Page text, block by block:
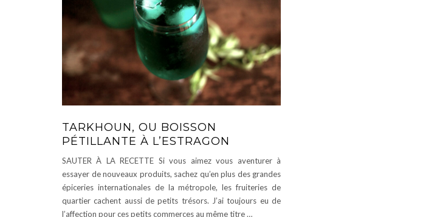
TARKHOUN, OU BOISSON
PÉTILLANTE À L’ESTRAGON
SAUTER À LA RECETTE Si vous aimez vous aventurer à
essayer de nouveaux produits, sachez qu’en plus des grandes
épiceries internationales de la métropole, les fruiteries de
quartier cachent aussi de petits trésors. J’ai toujours eu de
l’affection pour ces petits commerces au même titre …